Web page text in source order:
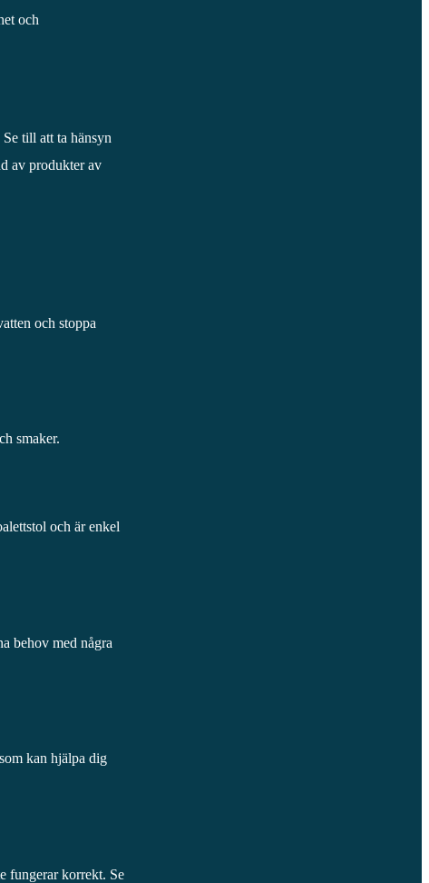
och
till att ta hänsyn
av produkter av
och stoppa
smaker.
och är enkel
behov med några
kan hjälpa dig
fungerar korrekt. Se